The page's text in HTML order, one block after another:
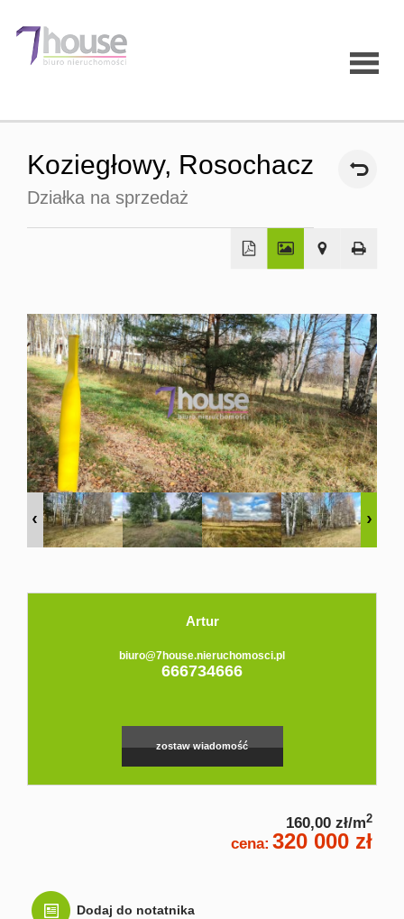
Strona
O firmie
Oferty
Domy
Dzialki
Lokale
Hale
Obiekty
Kontakt
Koziegłowy, Rosochacz
Działka na sprzedaż
Artur
biuro@7house.nieruchomosci.pl
666734666
zostaw wiadomość
160,00 zł/m2
cena: 320 000 zł
Dodaj do notatnika